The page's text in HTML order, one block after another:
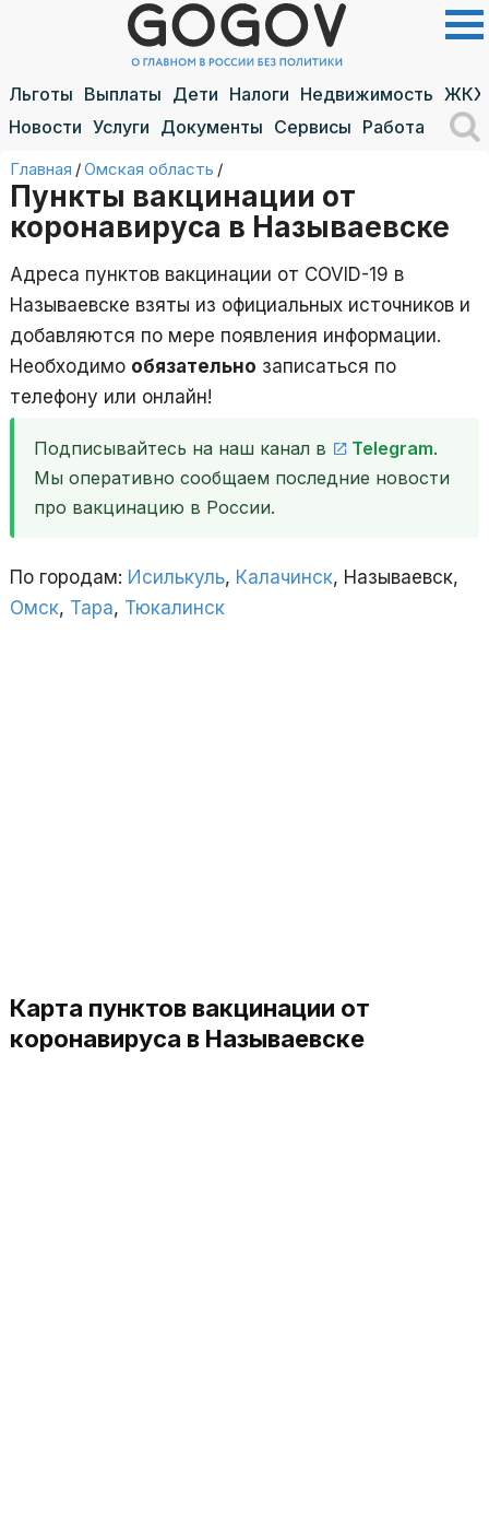
Льготы Выплаты Дети Налоги Недвижимость ЖКХ
Новости Услуги Документы Сервисы Работа
Главная /Омская область /
Пункты вакцинации от
коронавируса в Называевске
Адреса пунктов вакцинации от COVID-19 в
Называевске взяты из официальных источников и
добавляются по мере появления информации.
Необходимо обязательно записаться по
телефону или онлайн!
Подписывайтесь на наш канал в Telegram.
Мы оперативно сообщаем последние новости
про вакцинацию в России.
По городам: Исилькуль, Калачинск, Называевск,
Омск, Тара, Тюкалинск
Карта пунктов вакцинации от
коронавируса в Называевске